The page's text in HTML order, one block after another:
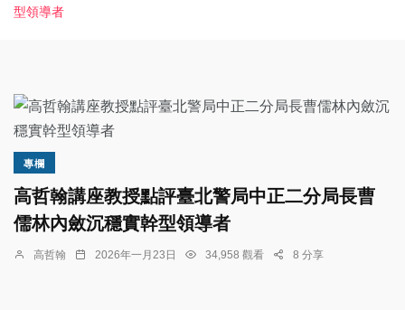
型領導者
專欄
高哲翰講座教授點評臺北警局中正二分局長曹
儒林內斂沉穩實幹型領導者
高哲翰 2026年一月23日 34,958 觀看 8 分享